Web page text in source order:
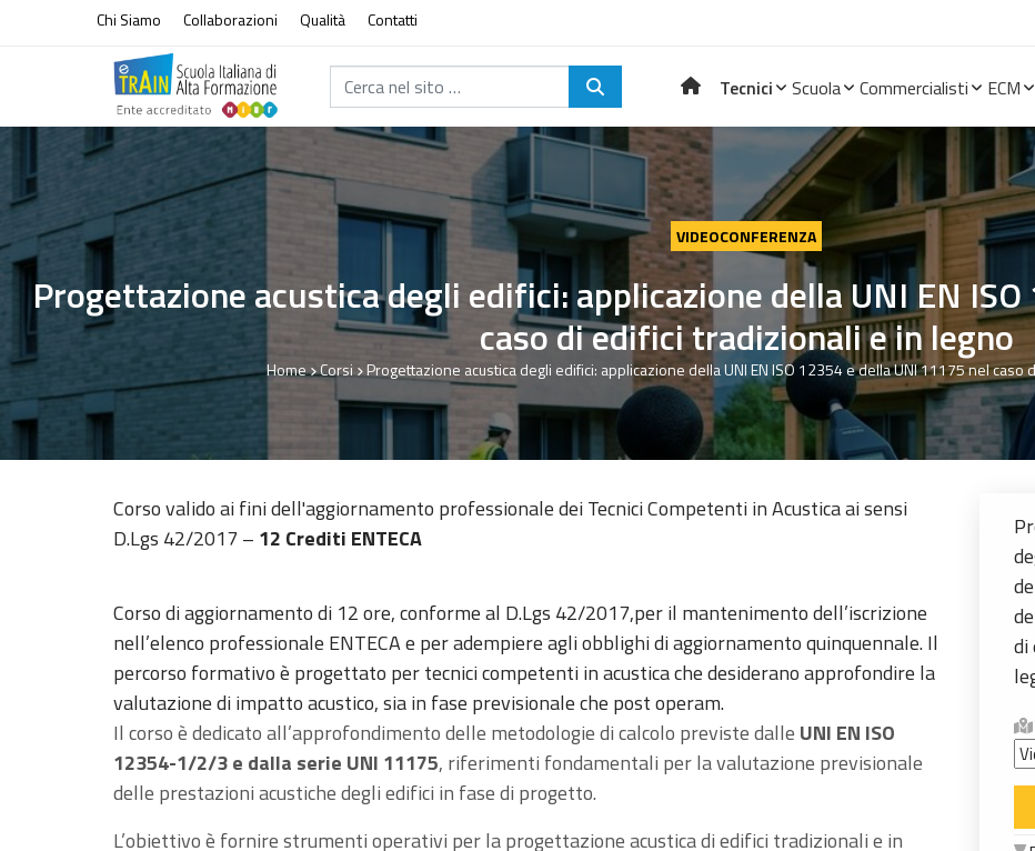
Vai al contenuto
Chi Siamo Collaborazioni Qualità Contatti
Cerca nel sito... Tecnici Scuola Commercialisti ECM
VIDEOCONFERENZA
Progettazione acustica degli edifici: applicazione della UNI EN
caso di edifici tradizionali e in legno
Home Corsi Progettazione acustica degli edifici: applicazione della UNI EN ISO 12354 e della UNI 11175 nel
Corso valido ai fini dell'aggiornamento professionale dei Tecnici Competenti in Acustica ai sensi
D.Lgs 42/2017 – 12 Crediti ENTECA
Corso di aggiornamento di 12 ore, conforme al D.Lgs 42/2017,per il mantenimento dell’iscrizione
nell’elenco professionale ENTECA e per adempiere agli obblighi di aggiornamento quinquennale.Il
percorso formativo è progettato per tecnici competenti in acustica che desiderano approfondire la
valutazione di impatto acustico, sia in fase previsionale che post operam.
Il corso è dedicato all’approfondimento delle metodologie di calcolo previste dalle UNI EN ISO
12354-1/2/3 e dalla serie UNI 11175, riferimenti fondamentali per la valutazione previsionale
delle prestazioni acustiche degli edifici in fase di progetto.
L’obiettivo è fornire strumenti operativi per la progettazione acustica di edifici tradizionali e in
di